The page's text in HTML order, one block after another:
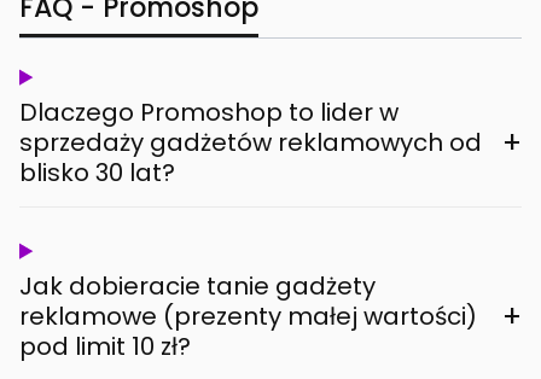
FAQ - Promoshop
Dlaczego Promoshop to lider w
sprzedaży gadżetów reklamowych od
blisko 30 lat?
+
Jak dobieracie tanie gadżety
reklamowe (prezenty małej wartości)
pod limit 10 zł?
+